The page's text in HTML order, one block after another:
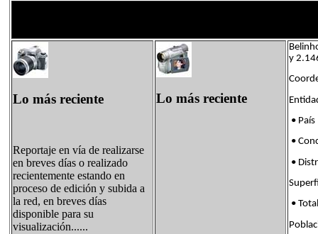
Lo más reciente
Reportaje en vía de realizarse
en breves días o realizado
recientemente estando en
proceso de edición y subida a
la red, en breves días
disponible para su
visualización......
Lo más reciente
y
•
•
•
•